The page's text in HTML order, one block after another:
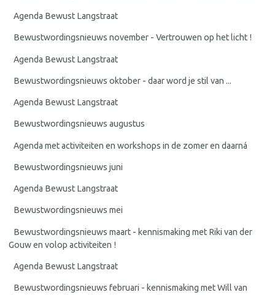
Agenda Bewust Langstraat
Bewustwordingsnieuws november - Vertrouwen op het licht !
Agenda Bewust Langstraat
Bewustwordingsnieuws oktober - daar word je stil van ...
Agenda Bewust Langstraat
Bewustwordingsnieuws augustus
Agenda met activiteiten en workshops in de zomer en daarná
Bewustwordingsnieuws juni
Agenda Bewust Langstraat
Bewustwordingsnieuws mei
Bewustwordingsnieuws maart - kennismaking met Riki van der
Gouw en volop activiteiten !
Agenda Bewust Langstraat
Bewustwordingsnieuws februari - kennismaking met Will van